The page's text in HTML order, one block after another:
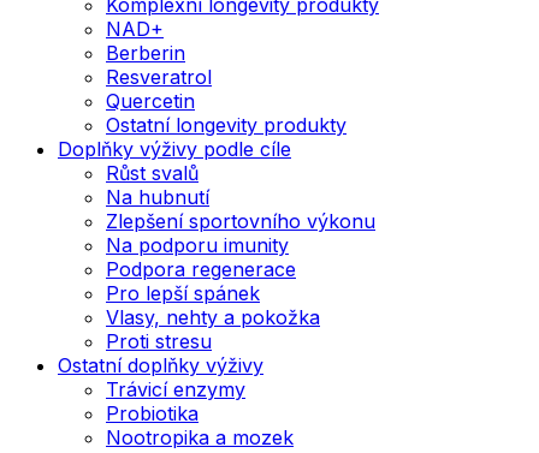
NAD+
Berberin
Resveratrol
Quercetin
Ostatní longevity produkty
Doplňky výživy podle cíle
Růst svalů
Na hubnutí
Zlepšení sportovního výkonu
Na podporu imunity
Podpora regenerace
Pro lepší spánek
Vlasy, nehty a pokožka
Proti stresu
Ostatní doplňky výživy
Trávicí enzymy
Probiotika
Nootropika a mozek